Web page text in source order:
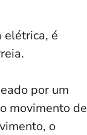
elétrica, é
por um
movimento de
o